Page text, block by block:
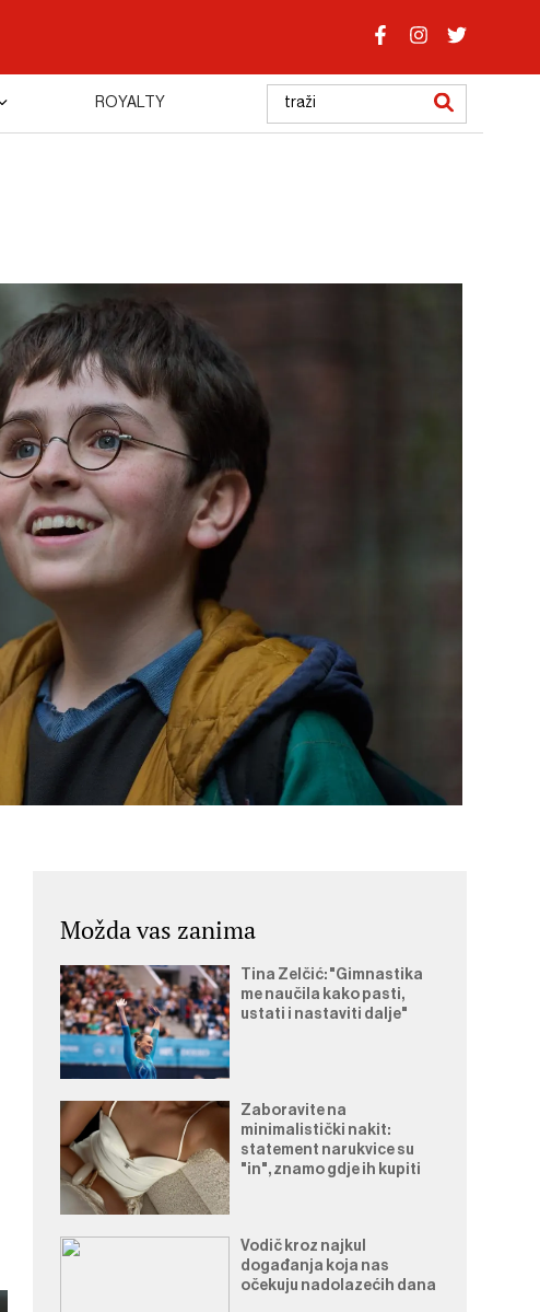
ROYALTY
Možda vas zanima
Tina Zelčić: "Gimnastika
me naučila kako pasti,
ustati i nastaviti dalje"
Zaboravite na
minimalistički nakit:
statement narukvice su
"in", znamo gdje ih kupiti
Vodič kroz najkul
događanja koja nas
očekuju nadolazećih dana